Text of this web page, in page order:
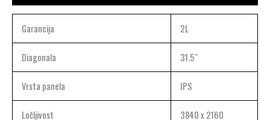
Garancija 2L
Diagonala 31.5″
Vrsta panela IPS
Ločljivost 3840 x 2160